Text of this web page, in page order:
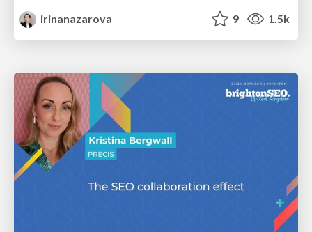
irinanazarova
9 1.5k